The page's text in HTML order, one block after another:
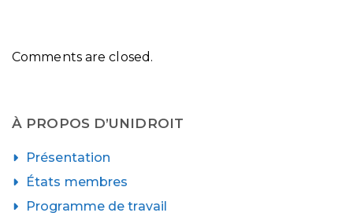
Comments are closed.
À PROPOS D’UNIDROIT
Présentation
États membres
Programme de travail